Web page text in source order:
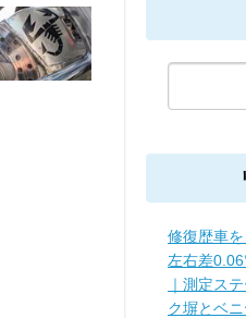
修復歴車
左右差
｜測定ス
ク塀とベニ